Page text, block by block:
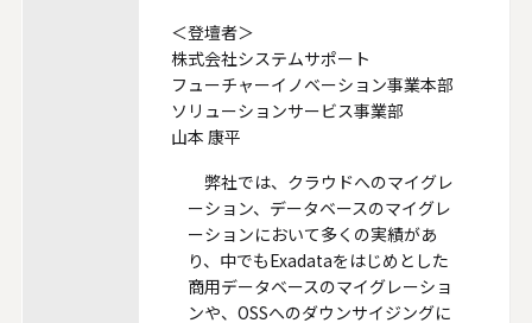
＜登壇者＞
株式会社システムサポート
フューチャーイノベーション事業本部
ソリューションサービス事業部
山本 康平
弊社では、クラウドへのマイグレ
ーション、データベースのマイグレ
ーションにおいて多くの実績があ
り、中でもExadataをはじめとした
商用データベースのマイグレーショ
ンや、OSSへのダウンサイジングに